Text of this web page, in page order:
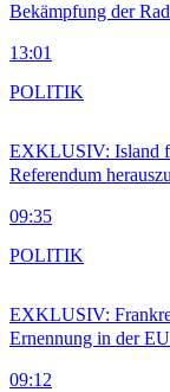
Bekämpfung der
13:01
EXKLUSIV: Island
Referendum
09:35
POLITIK
EXKLUSIV:
Ernennung in der
09:12
POLITIK